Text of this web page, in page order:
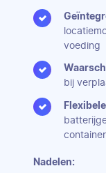
voeding
bij
Nadelen: